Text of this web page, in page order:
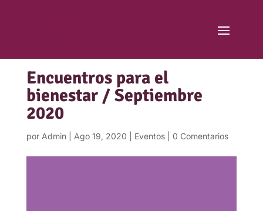
Encuentros para el
bienestar / Septiembre
2020
por Admin| Ago 19, 2020 Eventos| 0 Comentarios